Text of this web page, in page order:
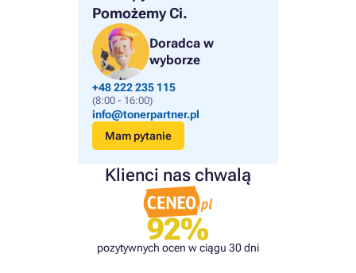
Pomożemy Ci.
Doradca w
wyborze
+48 222 235 115
(8:00 - 16:00)
info@tonerpartner.pl
Mam pytanie
Klienci nas chwalą
92%
pozytywnych ocen w ciągu 30 dni